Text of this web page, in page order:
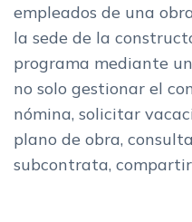
empleados de una
la sede de la
programa mediante
no solo gestionar el
nómina, solicitar
plano de obra,
subcontrata,